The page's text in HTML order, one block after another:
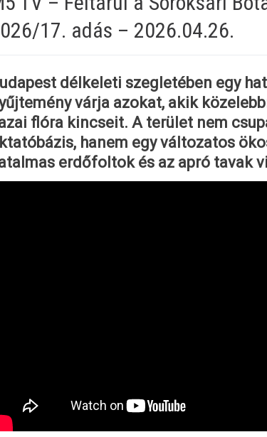
17. adás – 2026.04.26.
délkeleti szegletében egy
várja azokat, akik
flóra kincseit. A terület nem
hanem egy változatos
erdőfoltok és az apró tavak